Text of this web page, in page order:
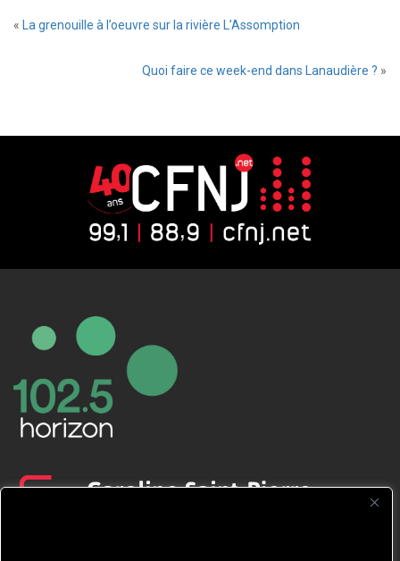
« La grenouille à l’oeuvre sur la rivière L’Assomption
Quoi faire ce week-end dans Lanaudière ? »